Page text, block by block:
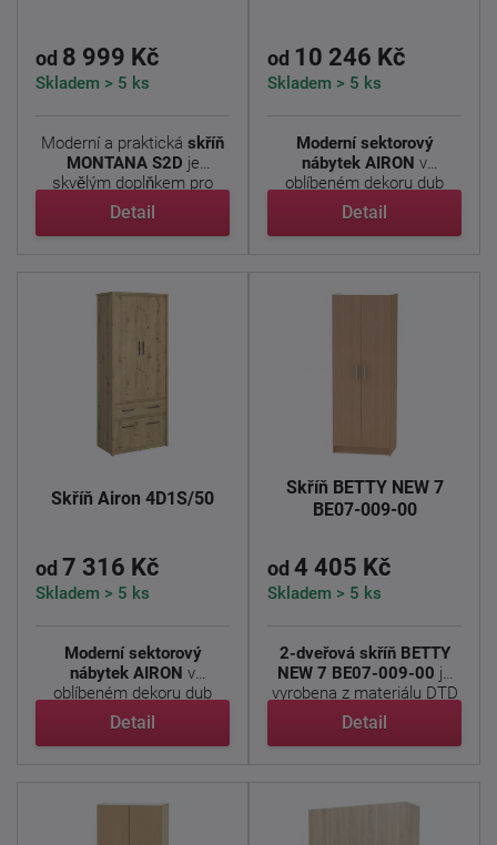
od 8 999 Kč
Skladem > 5 ks
Moderní a praktická skříň
MONTANA S2D je
skvělým doplňkem pro
každou ...
Detail
od 10 246 Kč
Skladem > 5 ks
Moderní sektorový
nábytek AIRON v
oblíbeném dekoru dub
artisan přináší ...
Detail
Skříň Airon 4D1S/50
od 7 316 Kč
Skladem > 5 ks
Moderní sektorový
nábytek AIRON v
oblíbeném dekoru dub
artisan přináší ...
Detail
Skříň BETTY NEW 7
BE07-009-00
od 4 405 Kč
Skladem > 5 ks
2-dveřová skříň BETTY
NEW 7 BE07-009-00 je
vyrobena z materiálu DTD
s ...
Detail